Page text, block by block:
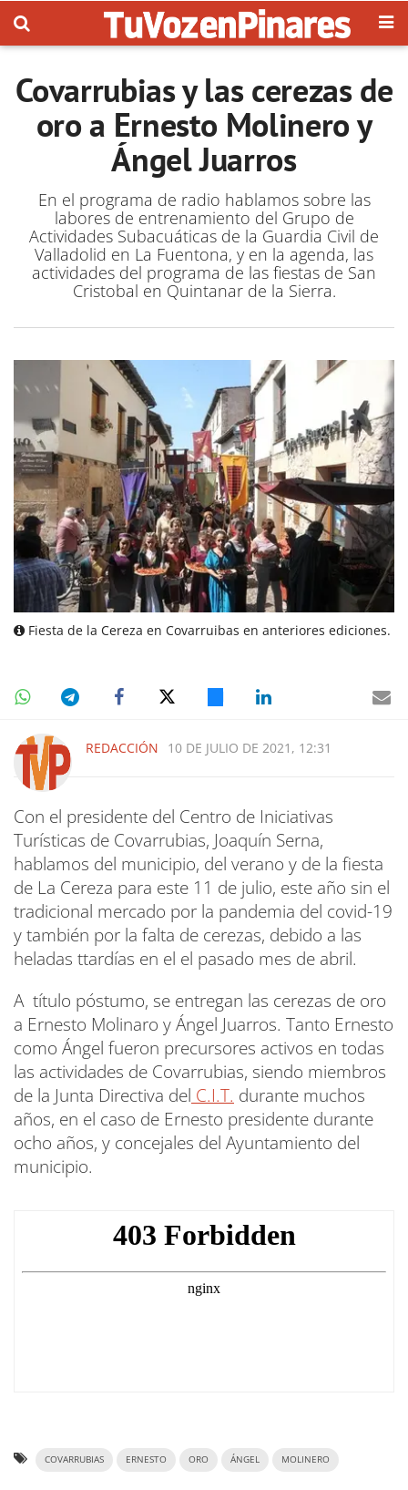
Covarrubias y las cerezas de
oro a Ernesto Molinero y
Ángel Juarros
En el programa de radio hablamos sobre las
labores de entrenamiento del Grupo de
Actividades Subacuáticas de la Guardia Civil de
Valladolid en La Fuentona, y en la agenda, las
actividades del programa de las fiestas de San
Cristobal en Quintanar de la Sierra.
Fiesta de la Cereza en Covarruibas en anteriores ediciones.
REDACCIÓN 10 DE JULIO DE 2021, 12:31
Con el presidente del Centro de Iniciativas
Turísticas de Covarrubias, Joaquín Serna,
hablamos del municipio, del verano y de la fiesta
de La Cereza para este 11 de julio, este año sin el
tradicional mercado por la pandemia del covid-19
y también por la falta de cerezas, debido a las
heladas ttardías en el el pasado mes de abril.
A título póstumo, se entregan las cerezas de oro
a Ernesto Molinaro y Ángel Juarros. Tanto Ernesto
como Ángel fueron precursores activos en todas
las actividades de Covarrubias, siendo miembros
de la Junta Directiva del C.I.T. durante muchos
años, en el caso de Ernesto presidente durante
ocho años, y concejales del Ayuntamiento del
municipio.
COVARRUBIAS ERNESTO ORO ÁNGEL MOLINERO